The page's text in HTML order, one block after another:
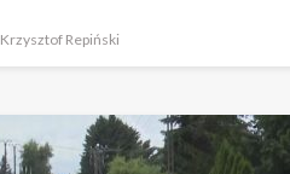
Krzysztof Repiński